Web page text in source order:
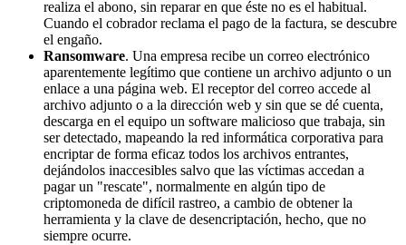
realiza el abono, sin reparar en que éste no es el habitual.
Cuando el cobrador reclama el pago de la factura, se descubre
el engaño.
Ransomware. Una empresa recibe un correo electrónico
aparentemente legítimo que contiene un archivo adjunto o un
enlace a una página web. El receptor del correo accede al
archivo adjunto o a la dirección web y sin que se dé cuenta,
descarga en el equipo un software malicioso que trabaja, sin
ser detectado, mapeando la red informática corporativa para
encriptar de forma eficaz todos los archivos entrantes,
dejándolos inaccesibles salvo que las víctimas accedan a
pagar un "rescate", normalmente en algún tipo de
criptomoneda de difícil rastreo, a cambio de obtener la
herramienta y la clave de desencriptación, hecho, que no
siempre ocurre.